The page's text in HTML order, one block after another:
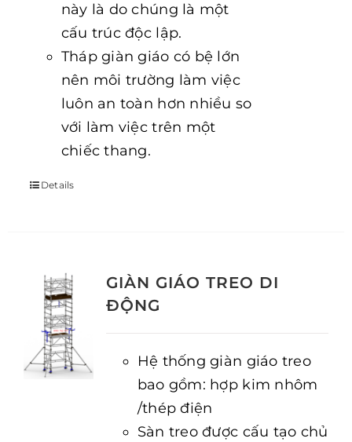
này là do chúng là một
cấu trúc độc lập.
Tháp giàn giáo có bệ lớn
nên môi trường làm việc
luôn an toàn hơn nhiều so
với làm việc trên một
chiếc thang.
Details
GIÀN GIÁO TREO DI
ĐỘNG
Hệ thống giàn giáo treo
bao gồm: hợp kim nhôm
/thép điện
Sàn treo được cấu tạo chủ